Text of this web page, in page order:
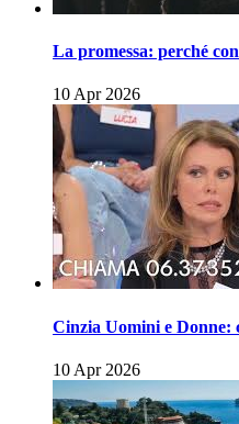
La promessa: perché
10 Apr 2026
Cinzia Uomini e Donne:
10 Apr 2026